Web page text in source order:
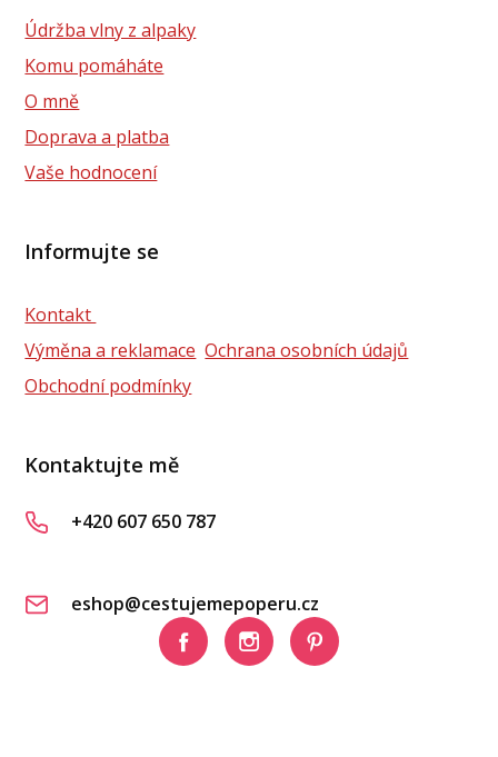
Údržba vlny z alpaky
Komu pomáháte
O mně
Doprava a platba
Vaše hodnocení
Informujte se
Kontakt
Výměna a reklamace Ochrana osobních údajů
Obchodní podmínky
Kontaktujte mě
+420 607 650 787
eshop@cestujemepoperu.cz